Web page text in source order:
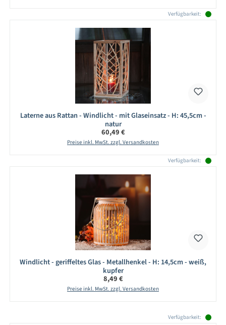
Verfügbarkeit:
Laterne aus Rattan - Windlicht - mit Glaseinsatz - H: 45,5cm -
natur
Regulärer Preis:
60,49 €
Preise inkl. MwSt. zzgl. Versandkosten
Verfügbarkeit:
Windlicht - geriffeltes Glas - Metallhenkel - H: 14,5cm - weiß,
kupfer
Regulärer Preis:
8,49 €
Preise inkl. MwSt. zzgl. Versandkosten
Verfügbarkeit: